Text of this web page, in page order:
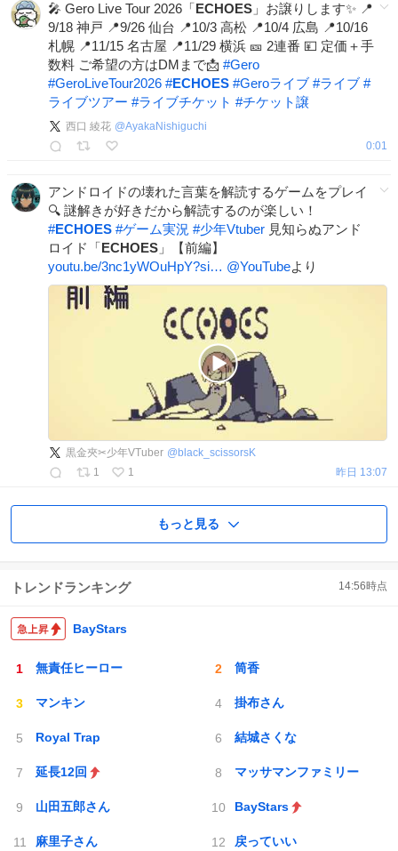
🎤 Gero Live Tour 2026「ECHOES 」お譲りします✨ 📍
9/18 神戸 📍9/26 仙台 📍10/3 高松 📍10/4 広島 📍10/16
札幌 📍11/15 名古屋 📍11/29 横浜 🎫 2連番 💴 定価＋手
数料 ご希望の方はDMまで📩 #Gero
#GeroLiveTour2026 #ECHOES #Geroライブ #ライブ #
ライブツアー #ライブチケット #チケット譲
西口 綾花 @AyakaNishiguchi
0:01
アンドロイドの壊れた言葉を解読するゲームをプレイ
🔍 謎解きが好きだから解読するのが楽しい！
#ECHOES #ゲーム実況 #少年Vtuber 見知らぬアンド
ロイド「ECHOES 」【前編】
youtu.be/3nc1yWOuHpY?si… @YouTubeより
黒金夾✂少年VTuber @black_scissorsK
1
1 昨日 13:07
もっと見る
トレンドランキング 14:56時点
BayStars
無責任ヒーロー 筒香
マンキン 掛布さん
Royal Trap 結城さくな
延長12回 マッサマンファミリー
山田五郎さん BayStars
麻里子さん 戻っていい